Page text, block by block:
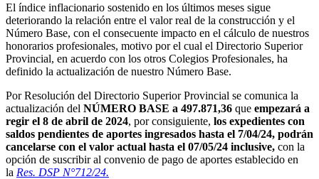
El índice inflacionario sostenido en los últimos meses sigue
deteriorando la relación entre el valor real de la construcción y el
Número Base, con el consecuente impacto en el cálculo de nuestros
honorarios profesionales, motivo por el cual el Directorio Superior
Provincial, en acuerdo con los otros Colegios Profesionales, ha
definido la actualización de nuestro Número Base.
Por Resolución del Directorio Superior Provincial se comunica la
actualización del NÚMERO BASE a 497.871,36 que empezará a
regir el 8 de abril de 2024, por consiguiente, los expedientes con
saldos pendientes de aportes ingresados hasta el 7/04/24, podrán
cancelarse con el valor actual hasta el 07/05/24 inclusive, con la
opción de suscribir al convenio de pago de aportes establecido en
la Res. DSP N°712/24.